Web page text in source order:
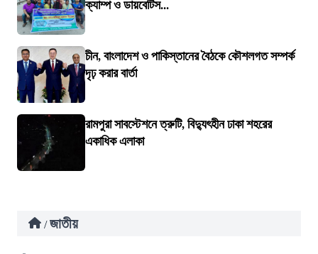
ক্যাম্প ও ডায়বেটিস...
চীন, বাংলাদেশ ও পাকিস্তানের বৈঠকে কৌশলগত সম্পর্ক
দৃঢ় করার বার্তা
রামপুরা সাবস্টেশনে ত্রুটি, বিদ্যুৎহীন ঢাকা শহরের
একাধিক এলাকা
/ জাতীয়